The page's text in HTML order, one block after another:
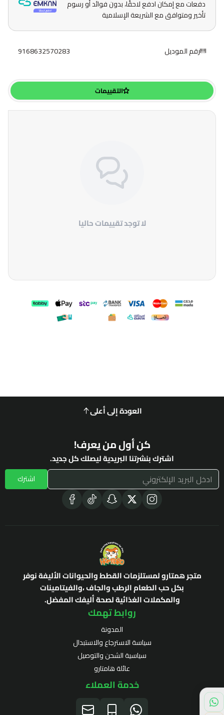
دفعات مع إمكان ادفع لاحقًا، بدون فوائد أو رسوم
تأخير ومتوافق مع الشريعة الإسلامية
رقم الموديل 9168632570283
التقييمات
لا توجد تقييمات حاليا
العودة إلى أعلى
كن أول من يعرف!
اشترك بنشرتنا البريدية ليصلك كل جديد.
اشترك
متجر همتارو لمستلزمات القطط والحيوانات الأليفة نوفر
بكل حب الطعام الرطب والجاف ،والفيتامينات
والمكملات الغذائية لصحة أليفك المفضل.
روابط تهمك
المدونة
سياسة الاسترجاع والاستبدال
سياسية الشحن والتوصيل
عائلة هامتارو
خدمة العملاء